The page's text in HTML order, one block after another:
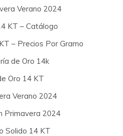
Verano 2024
KT – Catálogo
– Precios Por Gramo
de Oro 14k
Oro 14 KT
Verano 2024
Primavera 2024
Solido 14 KT